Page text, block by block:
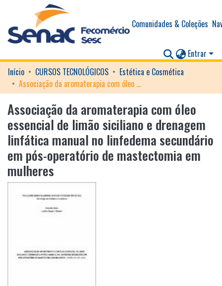
Comunidades & Coleções
Entrar
Início
CURSOS TECNOLÓGICOS
Estética e Cosmética
Associação da aromaterapia com óleo essencial de limão siciliano e drenagem linfática manual no linfedema secundário em pós-operatório de mastectomia em mulheres
Associação da aromaterapia com óleo
essencial de limão siciliano e drenagem
linfática manual no linfedema secundário
em pós-operatório de mastectomia em
mulheres